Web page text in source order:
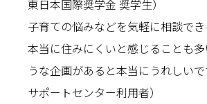
東日本国際奨学金 奨学生）
子育ての悩みなどを気軽に相談でき
本当に住みにくいと感じることも
うな企画があると本当にうれしい
サポートセンター利用者）